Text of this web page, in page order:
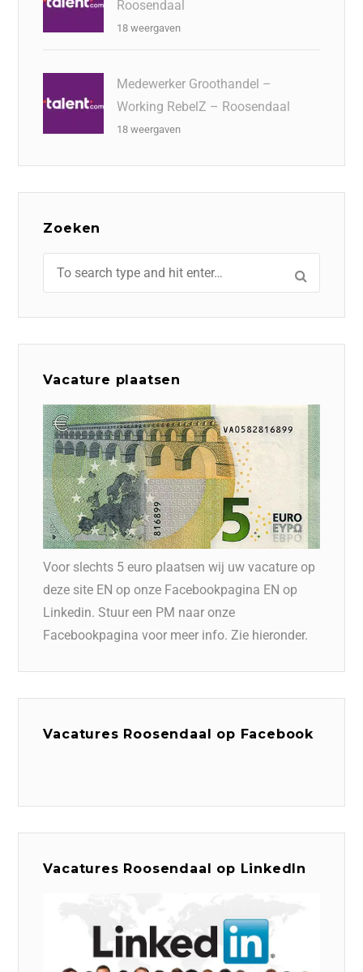
Roosendaal
18 weergaven
Medewerker Groothandel –
Working RebelZ – Roosendaal
18 weergaven
Zoeken
Vacature plaatsen
Voor slechts 5 euro plaatsen wij uw vacature op
deze site EN op onze Facebookpagina EN op
Linkedin. Stuur een PM naar onze
Facebookpagina voor meer info. Zie hieronder.
Vacatures Roosendaal op Facebook
Vacatures Roosendaal op LinkedIn